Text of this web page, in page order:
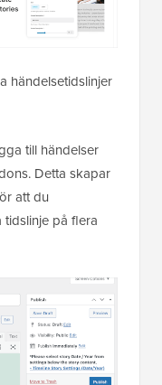
händelsetidslinjer
till händelser
Detta skapar
att du
tidslinje på flera